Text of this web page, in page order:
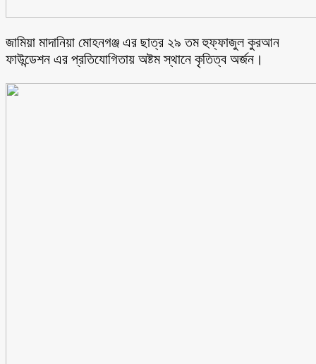
জামিয়া মাদানিয়া মোহনগঞ্জ এর ছাত্র ২৯ তম হুফ্ফাজুল কুরআন
ফাউন্ডেশন এর প্রতিযোগিতায় অষ্টম স্থানে কৃতিত্ব অর্জন।